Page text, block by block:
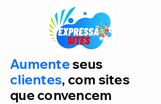
Aumenteseus
clientes, com sites
que convencem